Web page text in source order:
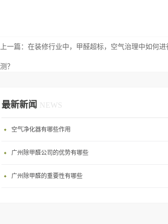
上一篇： 在装修行业中，甲醛超标，空气治理中如何进
测？
最新新闻 NEWS
空气净化器有哪些作用
广州除甲醛公司的优势有哪些
广州除甲醛的重要性有哪些